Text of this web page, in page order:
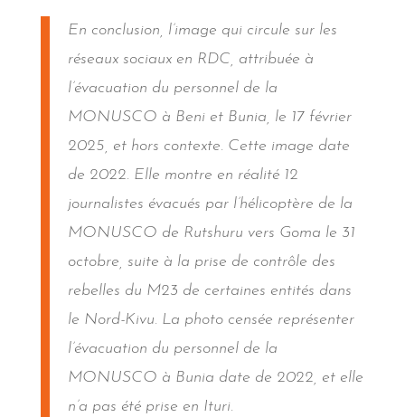
En conclusion, l’image qui circule sur les
réseaux sociaux en RDC, attribuée à
l’évacuation du personnel de la
MONUSCO à Beni et Bunia, le 17 février
2025, et hors contexte. Cette image date
de 2022. Elle montre en réalité 12
journalistes évacués par l’hélicoptère de la
MONUSCO de Rutshuru vers Goma le 31
octobre, suite à la prise de contrôle des
rebelles du M23 de certaines entités dans
le Nord-Kivu. La photo censée représenter
l’évacuation du personnel de la
MONUSCO à Bunia date de 2022, et elle
n’a pas été prise en Ituri.